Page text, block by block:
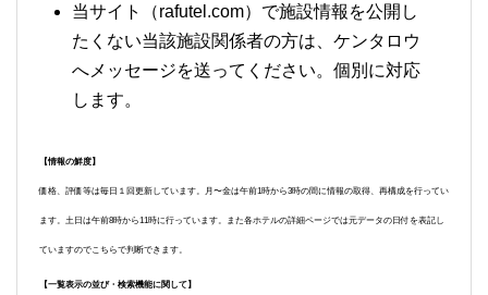
当サイト（rafutel.com）で施設情報を公開し
たくない当該施設関係者の方は、ケンタロウ
へメッセージを送ってください。個別に対応
します。
【情報の鮮度】
価格、評価等は毎日１回更新しています。月〜金は午前1時から3時の間に情報の取得、再構成を行ってい
ます。土日は午前8時から11時に行っています。また各ホテルの詳細ページでは元データの日付を表記し
ていますのでこちらで判断できます。
【一覧表示の並び・検索機能に関して】